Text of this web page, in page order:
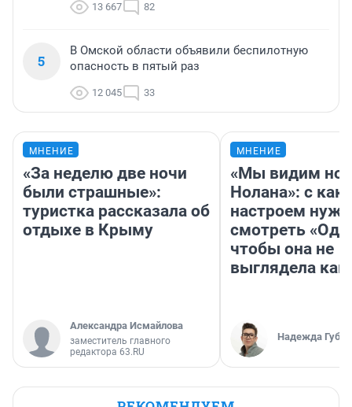
13 667 82
5
В Омской области объявили беспилотную
опасность в пятый раз
12 045 33
МНЕНИЕ
«За неделю две ночи
были страшные»:
туристка рассказала об
отдыхе в Крыму
Александра Исмайлова
заместитель главного
редактора 63.RU
МНЕНИЕ
«Мы видим
Нолана»: с
настроем
смотреть
чтобы она не
выглядела как
Надежда